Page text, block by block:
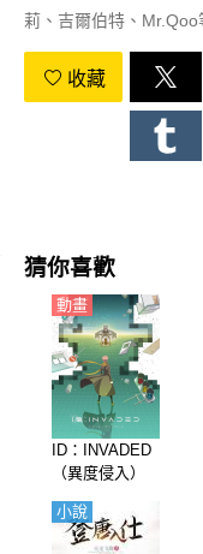
莉、吉爾伯特、
結局完滿愉快！
收藏
猜你喜歡
ID：INVADED
（異度侵入）
動畫
小說